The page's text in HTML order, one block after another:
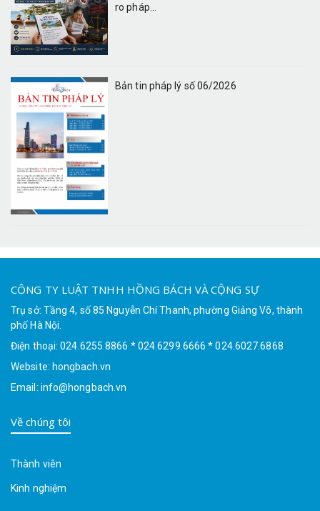
ro pháp...
Bản tin pháp lý số 06/2026
CÔNG TY LUẬT TNHH HỒNG BÁCH VÀ CỘNG SỰ
Trụ sở: Tầng 4, số 85 Nguyễn Chí Thanh, phường Giảng Võ, thành
phố Hà Nội.
Điện thoại: 024.6255.8866 * 024.6299.6666 * 024.6027.6868
Website: hongbach.vn
Email: info@hongbach.vn
Về chúng tôi
Thành viên
Kinh nghiệm